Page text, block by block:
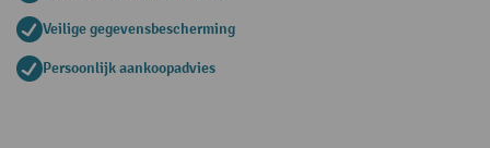
Veilige gegevensbescherming
Persoonlijk aankoopadvies